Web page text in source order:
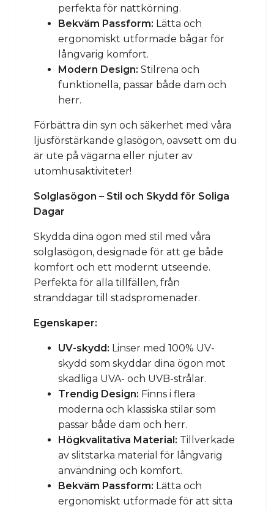
perfekta för nattkörning.
Bekväm Passform: Lätta och
ergonomiskt utformade bågar för
långvarig komfort.
Modern Design: Stilrena och
funktionella, passar både dam och
herr.
Förbättra din syn och säkerhet med våra
ljusförstärkande glasögon, oavsett om du
är ute på vägarna eller njuter av
utomhusaktiviteter!
Solglasögon – Stil och Skydd för Soliga
Dagar
Skydda dina ögon med stil med våra
solglasögon, designade för att ge både
komfort och ett modernt utseende.
Perfekta för alla tillfällen, från
stranddagar till stadspromenader.
Egenskaper:
UV-skydd: Linser med 100% UV-
skydd som skyddar dina ögon mot
skadliga UVA- och UVB-strålar.
Trendig Design: Finns i flera
moderna och klassiska stilar som
passar både dam och herr.
Högkvalitativa Material: Tillverkade
av slitstarka material för långvarig
användning och komfort.
Bekväm Passform: Lätta och
ergonomiskt utformade för att sitta